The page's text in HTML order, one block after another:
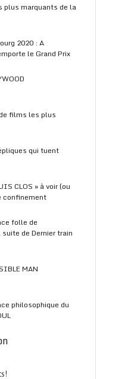
plus marquants de la
2020 : A
le Grand Prix
films les plus
qui tuent
CLOS » à voir (ou
confinement
folle de
de Dernier train
MAN
philosophique du